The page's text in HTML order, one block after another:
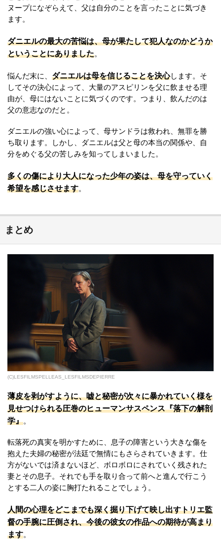
ヌープになぞらえて、父は自分のことを言ったことに気づき
ます。
ダニエルの最大の苦悩は、母が果たして犯人なのかどうか
ということにありました。
悩んだ末に、 ダニエルは母を信じることを決心します。そ
してその決心によって、大量のアスピリンを父に飲ませる理
由が、母にはないことに気づくのです。つまり、飲んだのは
父の意志なのだと。
ダニエルの強い心によって、母サンドラは救われ、無罪を勝
ち取ります。しかし、ダニエルは父と母の本当の関係や、自
分をめぐる父の苦しみを知ってしまいました。
多くの傷により大人になった少年の姿は、母を守っていく
希望を感じさせます。
まとめ
(C)LESFILMSPELLEAS_LESFILMSDEPIERRE
薄皮を剥がすように、嘘と秘密が次々に暴かれていく様を
見せつけられる圧巻のヒューマンサスペンス『落下の解剖
学』。
転落死の真実を明かすために、息子の障害という大きな傷を
抱えた夫婦の秘密が法廷で無情にもさらされていきます。仕
方がないでは済まないほど、ボロボロにされていく残された
妻とその息子。それでも手を取り合って前へと進んで行こう
とする二人の姿に胸打たれることでしょう。
人間の心理をどこまでも深く掘り下げて映し出すトリエ監
督の手腕に圧倒され、今後の彼女の作品への期待が高まり
ます。